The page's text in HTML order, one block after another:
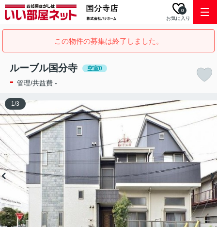
お気に入り
0
この物件の募集は終了しました。
ルーブル国分寺 空室0
- 管理/共益費 -
1/3